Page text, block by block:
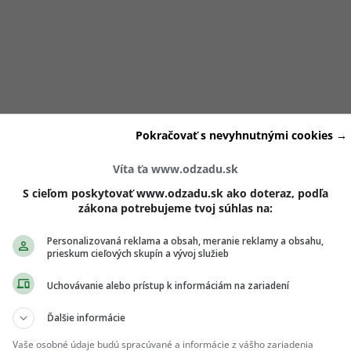
každodenným situáciám rodičovstva, ktoré spracúva s
Jej obsah sa odlišuje od klasických lifestyle
ukazuje realitu rodinného života, vrátane náročných
veľmi blízke. Práve tento prístup jej priniesol stabilnú
prirodzenosť.
ti nič neutečie! 💌
vedieť o najnovšom Girls' Point evente ako
Prihlás sa na odber e-mailových newslettrov.
Víta ťa www.odzadu.sk
S cieľom poskytovať www.odzadu.sk ako doteraz, podľa
zákona potrebujeme tvoj súhlas na:
Personalizovaná reklama a obsah, meranie reklamy a obsahu,
prieskum cieľových skupín a vývoj služieb
Uchovávanie alebo prístup k informáciám na zariadení
Ďalšie informácie
Vaše osobné údaje budú spracúvané a informácie z vášho zariadenia
Pokračovať s nevyhnutnými cookies →